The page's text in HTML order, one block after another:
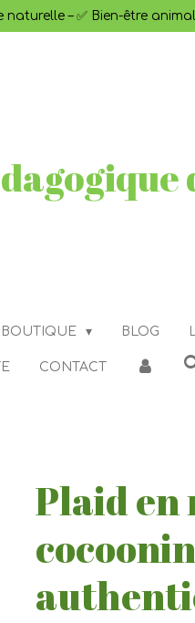
naturelle – ✅ Bien-être animal
BOUTIQUE BLOG
CONTACT
Plaid en